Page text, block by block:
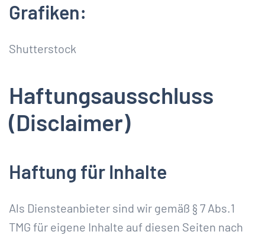
Grafiken:
Shutterstock
Haftungsausschluss
(Disclaimer)
Haftung für Inhalte
Als Diensteanbieter sind wir gemäß § 7 Abs.1
TMG für eigene Inhalte auf diesen Seiten nach